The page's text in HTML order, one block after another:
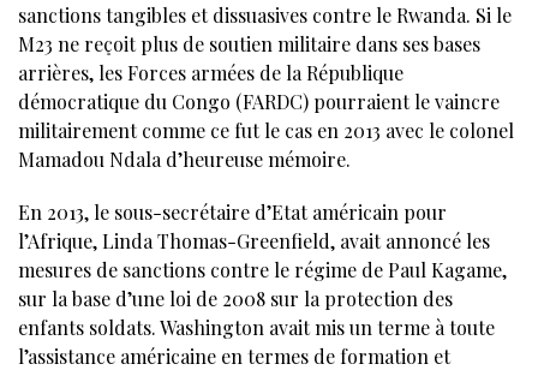
sanctions tangibles et dissuasives contre le Rwanda. Si le
M23 ne reçoit plus de soutien militaire dans ses bases
arrières, les Forces armées de la République
démocratique du Congo (FARDC) pourraient le vaincre
militairement comme ce fut le cas en 2013 avec le colonel
Mamadou Ndala d’heureuse mémoire.
En 2013, le sous-secrétaire d’Etat américain pour
l’Afrique, Linda Thomas-Greenfield, avait annoncé les
mesures de sanctions contre le régime de Paul Kagame,
sur la base d’une loi de 2008 sur la protection des
enfants soldats. Washington avait mis un terme à toute
l’assistance américaine en termes de formation et